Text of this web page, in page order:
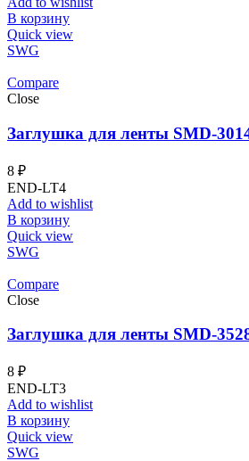
В корзину
Quick view
SWG
Compare
Close
Заглушка для ленты SMD-
8 ₽
END-LT4
Add to wishlist
В корзину
Quick view
SWG
Compare
Close
Заглушка для ленты SMD-
8 ₽
END-LT3
Add to wishlist
В корзину
Quick view
SWG